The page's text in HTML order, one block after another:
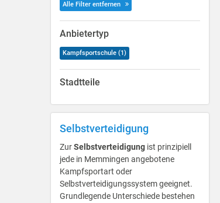
Alle Filter entfernen
Anbietertyp
Kampfsportschule (1)
Stadtteile
Selbstverteidigung
ZurSelbstverteidigung ist prinzipiell
jede in Memmingen angebotene
Kampfsportart oder
Selbstverteidigungssystem geeignet.
Grundlegende Unterschiede bestehen